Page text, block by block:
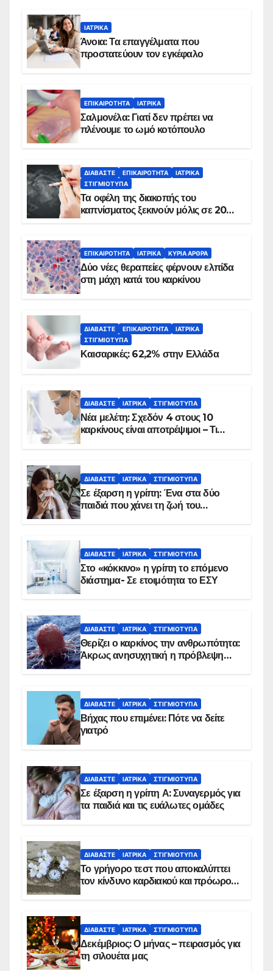
ΙΑΤΡΙΚΆ
Άνοια: Τα επαγγέλματα που
προστατεύουν τον εγκέφαλο
ΕΠΙΚΑΙΡΌΤΗΤΑ ΙΑΤΡΙΚΆ
Σαλμονέλα: Γιατί δεν πρέπει να
πλένουμε το ωμό κοτόπουλο
ΔΙΑΒΆΣΤΕ ΕΠΙΚΑΙΡΌΤΗΤΑ
ΙΑΤΡΙΚΆ
ΣΤΙΓΜΙΌΤΥΠΑ
Τα οφέλη της διακοπής του
καπνίσματος ξεκινούν μόλις σε 20
ΕΠΙΚΑΙΡΌΤΗΤΑ ΙΑΤΡΙΚΆ ΚΥΡΙΑ ΑΡΘΡΑ
Δύο νέες θεραπείες φέρνουν ελπίδα
στη μάχη κατά του καρκίνου
ΔΙΑΒΆΣΤΕ ΕΠΙΚΑΙΡΌΤΗΤΑ
ΙΑΤΡΙΚΆ
ΣΤΙΓΜΙΌΤΥΠΑ
Καισαρικές: 62,2% στην Ελλάδα
ΔΙΑΒΆΣΤΕ ΙΑΤΡΙΚΆ ΣΤΙΓΜΙΌΤΥΠΑ
Νέα μελέτη: Σχεδόν 4 στους 10
καρκίνους είναι αποτρέψιμοι – Τι
ΔΙΑΒΆΣΤΕ ΙΑΤΡΙΚΆ ΣΤΙΓΜΙΌΤΥΠΑ
Σε έξαρση η γρίπη: Ένα στα δύο
παιδιά που χάνει τη ζωή του
ΔΙΑΒΆΣΤΕ ΙΑΤΡΙΚΆ ΣΤΙΓΜΙΌΤΥΠΑ
Στο «κόκκινο» η γρίπη το επόμενο
διάστημα- Σε ετοιμότητα το ΕΣΥ
ΔΙΑΒΆΣΤΕ ΙΑΤΡΙΚΆ ΣΤΙΓΜΙΌΤΥΠΑ
Θερίζει ο καρκίνος την ανθρωπότητα:
Άκρως ανησυχητική η πρόβλεψη…
ΔΙΑΒΆΣΤΕ ΙΑΤΡΙΚΆ ΣΤΙΓΜΙΌΤΥΠΑ
Βήχας που επιμένει: Πότε να δείτε
γιατρό
ΔΙΑΒΆΣΤΕ ΙΑΤΡΙΚΆ ΣΤΙΓΜΙΌΤΥΠΑ
Σε έξαρση η γρίπη Α: Συναγερμός για
τα παιδιά και τις ευάλωτες ομάδες
ΔΙΑΒΆΣΤΕ ΙΑΤΡΙΚΆ ΣΤΙΓΜΙΌΤΥΠΑ
Το γρήγορο τεστ που αποκαλύπτει
τον κίνδυνο καρδιακού και πρόωρου
ΔΙΑΒΆΣΤΕ ΙΑΤΡΙΚΆ ΣΤΙΓΜΙΌΤΥΠΑ
Δεκέμβριος: Ο μήνας – πειρασμός για
τη σιλουέτα μας